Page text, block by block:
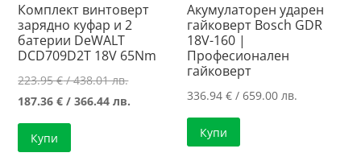
Комплект винтоверт
зарядно куфар и 2
батерии DeWALT
DCD709D2T 18V 65Nm
223.95€/ 438.01 лв.Original
price
187.36€ / 366.44 лв.
Купи
Акумулаторен ударен
гайковерт Bosch GDR
18V-160 |
Професионален
гайковерт
336.94€ / 659.00 лв.
Купи